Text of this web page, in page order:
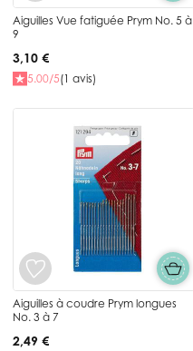
Aiguilles Vue fatiguée Prym No. 5 à
9
3,10 €
5.00/5(1 avis)
Aiguilles à coudre Prym longues
No. 3 à 7
2,49 €